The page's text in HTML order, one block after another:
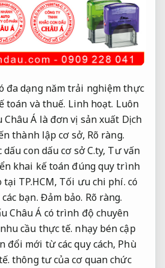
đa dạng năm trải nghiệm thực
toán và thuế. Linh hoạt. Luôn
Châu Á là đơn vị sản xuất Dịch
thành lập cơ sở, Rõ ràng.
con dấu cơ sở C.ty, Tư vấn
khai kế toán đúng quy trình
TP.HCM, Tối ưu chi phí. có
bạn. Đảm bảo. Rõ ràng.
Châu Á có trình độ chuyên
cầu thực tế. nhạy bén cập
đổi mới từ các quy cách, Phù
thông tư của cơ quan chức